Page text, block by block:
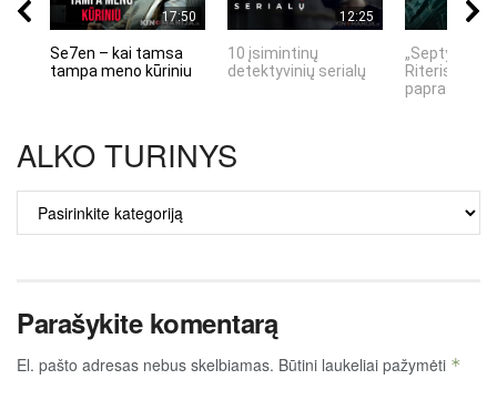
17:50
Se7en – kai tamsa
tampa meno kūriniu
12:25
10 įsimintinų
detektyvinių serialų
„Septynių
Riteris" – kai
ALKO TURINYS
ALKO
TURINYS
Parašykite komentarą
El. pašto adresas nebus skelbiamas. Būtini laukeliai pažymėti *